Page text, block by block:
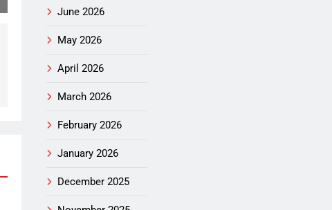
June 2026
May 2026
April 2026
March 2026
February 2026
January 2026
December 2025